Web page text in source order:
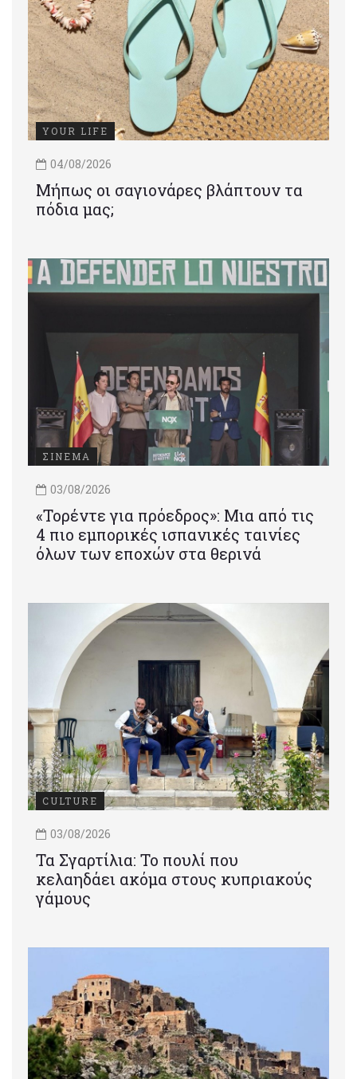
YOUR LIFE
04/08/2026
Μήπως οι σαγιονάρες βλάπτουν τα
πόδια μας;
ΣΙΝΕΜΑ
03/08/2026
«Τορέντε για πρόεδρος»: Mια από τις
4 πιο εμπορικές ισπανικές ταινίες
όλων των εποχών στα θερινά
CULTURE
03/08/2026
Τα Σγαρτίλια: Το πουλί που
κελαηδάει ακόμα στους κυπριακούς
γάμους